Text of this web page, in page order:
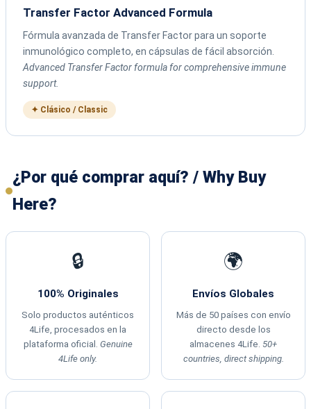
Transfer Factor Advanced Formula
Fórmula avanzada de Transfer Factor para un soporte
inmunológico completo, en cápsulas de fácil absorción.
Advanced Transfer Factor formula for comprehensive immune
support.
✦ Clásico / Classic
¿Por qué comprar aquí? / Why Buy
Here?
🔒
100% Originales
Solo productos auténticos
4Life, procesados en la
plataforma oficial. Genuine
4Life only.
🌍
Envíos Globales
Más de 50 países con envío
directo desde los
almacenes 4Life. 50+
countries, direct shipping.